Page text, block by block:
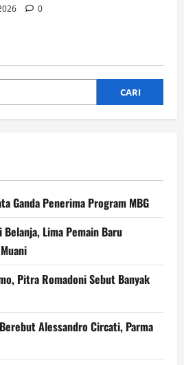
0
CARI
Ganda Penerima Program MBG
Lima Pemain Baru
Pitra Romadoni Sebut Banyak
Alessandro Circati, Parma